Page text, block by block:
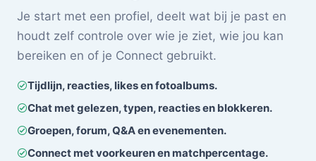
Je start met een profiel, deelt wat bij je past en
houdt zelf controle over wie je ziet, wie jou kan
bereiken en of je Connect gebruikt.
Tijdlijn, reacties, likes en fotoalbums.
Chat met gelezen, typen, reacties en blokkeren.
Groepen, forum, Q&A en evenementen.
Connect met voorkeuren en matchpercentage.